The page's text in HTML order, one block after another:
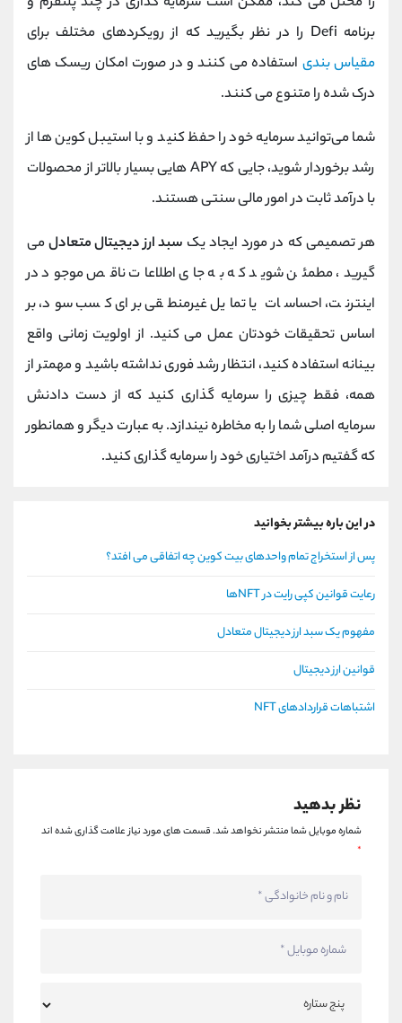
برنامه Defi را در نظر بگیرید که از رویکردهای مختلف برای
مقیاس بندی استفاده می کنند و در صورت امکان ریسک های
درک شده را متنوع می کنند.
شما می‌توانید سرمایه خود را حفظ کنید و با استیبل کوین ‌ها از
رشد برخوردار شوید، جایی که APY هایی بسیار بالاتر از محصولات
با درآمد ثابت در امور مالی سنتی هستند.
هر تصمیمی که در مورد ایجاد یک سبد ارز دیجیتال متعادلمی
گیرید، مطمئن شوید که به جای اطلاعات ناقص موجود در
اینترنت، احساسات یا تمایل غیرمنطقی برای کسب سود، بر
اساس تحقیقات خودتان عمل می کنید. از اولویت زمانی واقع
بینانه استفاده کنید، انتظار رشد فوری نداشته باشید و مهمتر از
همه، فقط چیزی را سرمایه گذاری کنید که از دست دادنش
سرمایه اصلی شما را به مخاطره نیندازد. به عبارت دیگر و همانطور
که گفتیم درآمد اختیاری خود را سرمایه گذاری کنید.
در این باره بیشتر بخوانید
پس از استخراج تمام واحدهای بیت کوین چه اتفاقی می افتد؟
رعایت قوانین کپی رایت در NFTها
مفهوم یک سبد ارز دیجیتال متعادل
قوانین ارز دیجیتال
اشتباهات قراردادهای NFT
نظر بدهید
شماره موبایل شما منتشر نخواهد شد.قسمت های مورد نیاز علامت گذاری شده اند
*